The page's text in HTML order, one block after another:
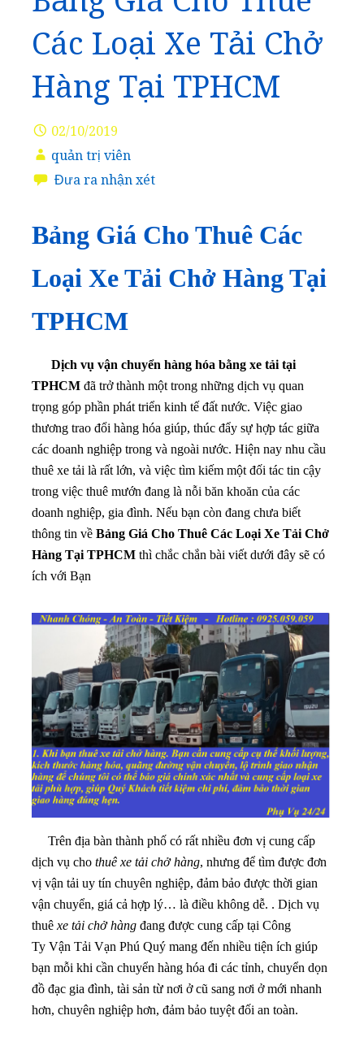
Các Loại Xe Tải Chở
Hàng Tại TPHCM
02/10/2019
quản trị viên
Đưa ra nhận xét
Bảng Giá Cho Thuê Các
Loại Xe Tải Chở Hàng Tại
TPHCM
Dịch vụ vận chuyển hàng hóa bằng xe tải tại
TPHCM đã trở thành một trong những dịch vụ quan
trọng góp phần phát triển kinh tế đất nước. Việc giao
thương trao đổi hàng hóa giúp, thúc đẩy sự hợp tác giữa
các doanh nghiệp trong và ngoài nước. Hiện nay nhu cầu
thuê xe tải là rất lớn, và việc tìm kiếm một đối tác tin cậy
trong việc thuê mướn đang là nỗi băn khoăn của các
doanh nghiệp, gia đình. Nếu bạn còn đang chưa biết
thông tin về Bảng Giá Cho Thuê Các Loại Xe Tải Chở
Hàng Tại TPHCM thì chắc chắn bài viết dưới đây sẽ có
ích với Bạn
Trên địa bàn thành phố có rất nhiều đơn vị cung cấp
dịch vụ cho thuê xe tải chở hàng, nhưng để tìm được đơn
vị vận tải uy tín chuyên nghiệp, đảm bảo được thời gian
vận chuyển, giá cả hợp lý… là điều không dễ. . Dịch vụ
thuê xe tải chở hàng đang được cung cấp tại Công
Ty Vận Tải Vạn Phú Quý mang đến nhiều tiện ích giúp
bạn mỗi khi cần chuyển hàng hóa đi các tỉnh, chuyển dọn
đồ đạc gia đình, tài sản từ nơi ở cũ sang nơi ở mới nhanh
hơn, chuyên nghiệp hơn, đảm bảo tuyệt đối an toàn.